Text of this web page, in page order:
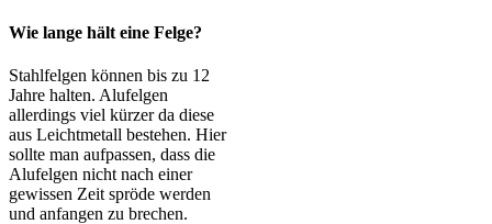
Wie lange hält eine Felge?
Stahlfelgen können bis zu 12
Jahre halten. Alufelgen
allerdings viel kürzer da diese
aus Leichtmetall bestehen. Hier
sollte man aufpassen, dass die
Alufelgen nicht nach einer
gewissen Zeit spröde werden
und anfangen zu brechen.